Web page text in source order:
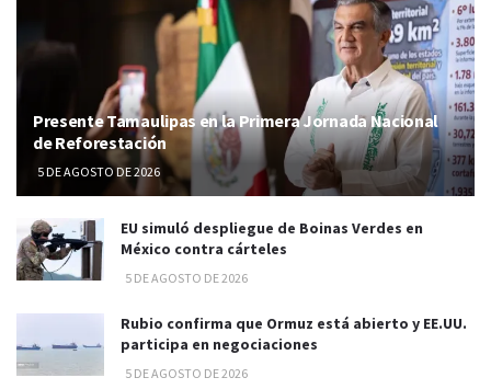
Presente Tamaulipas en la Primera Jornada Nacional
de Reforestación
5 DE AGOSTO DE 2026
EU simuló despliegue de Boinas Verdes en
México contra cárteles
5 DE AGOSTO DE 2026
Rubio confirma que Ormuz está abierto y EE.UU.
participa en negociaciones
5 DE AGOSTO DE 2026